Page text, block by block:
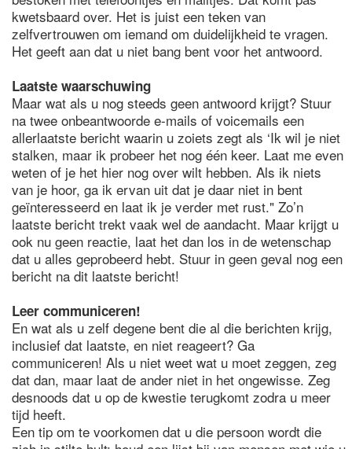
kwetsbaard over. Het is juist een teken van
zelfvertrouwen om iemand om duidelijkheid te vragen.
Het geeft aan dat u niet bang bent voor het antwoord.
Laatste waarschuwing
Maar wat als u nog steeds geen antwoord krijgt? Stuur
na twee onbeantwoorde e-mails of voicemails een
allerlaatste bericht waarin u zoiets zegt als ‘Ik wil je niet
stalken, maar ik probeer het nog één keer. Laat me even
weten of je het hier nog over wilt hebben. Als ik niets
van je hoor, ga ik ervan uit dat je daar niet in bent
geïnteresseerd en laat ik je verder met rust." Zo’n
laatste bericht trekt vaak wel de aandacht. Maar krijgt u
ook nu geen reactie, laat het dan los in de wetenschap
dat u alles geprobeerd hebt. Stuur in geen geval nog een
bericht na dit laatste bericht!
Leer communiceren!
En wat als u zelf degene bent die al die berichten krijg,
inclusief dat laatste, en niet reageert? Ga
communiceren! Als u niet weet wat u moet zeggen, zeg
dat dan, maar laat de ander niet in het ongewisse. Zeg
desnoods dat u op de kwestie terugkomt zodra u meer
tijd heeft.
Een tip om te voorkomen dat u die persoon wordt die